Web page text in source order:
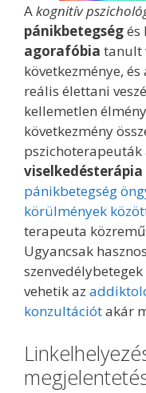
Akognitív
pánikbetegségés
agorafóbia tanult
következménye,
reális élettani
kellemetlen
következmény
viselkedésterápia
pánikbetegség
körülmények
terapeuta
Ugyancsak
vehetik az
konzultációtakár